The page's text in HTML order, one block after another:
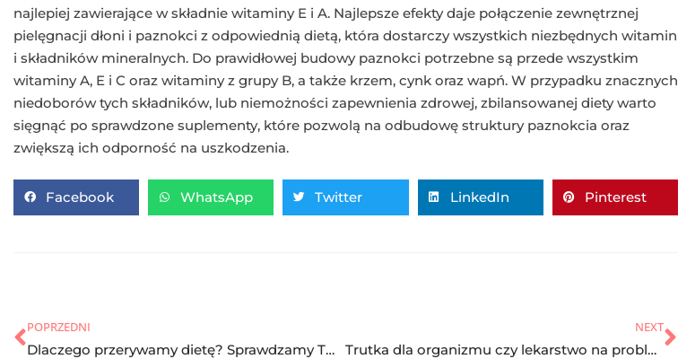
najlepiej zawierające w składnie witaminy E i A. Najlepsze efekty daje połączenie zewnętrznej
pielęgnacji dłoni i paznokci z odpowiednią dietą, która dostarczy wszystkich niezbędnych witamin
i składników mineralnych. Do prawidłowej budowy paznokci potrzebne są przede wszystkim
witaminy A, E i C oraz witaminy z grupy B, a także krzem, cynk oraz wapń. W przypadku znacznych
niedoborów tych składników, lub niemożności zapewnienia zdrowej, zbilansowanej diety warto
sięgnąć po sprawdzone suplementy, które pozwolą na odbudowę struktury paznokcia oraz
zwiększą ich odporność na uszkodzenia.
Facebook WhatsApp Twitter LinkedIn Pinterest
POPRZEDNI
Dlaczego przerywamy dietę? Sprawdzamy TOP 3 wymówki
NEXT
Trutka dla organizmu czy lekarstwo na problemy XXI wieku?